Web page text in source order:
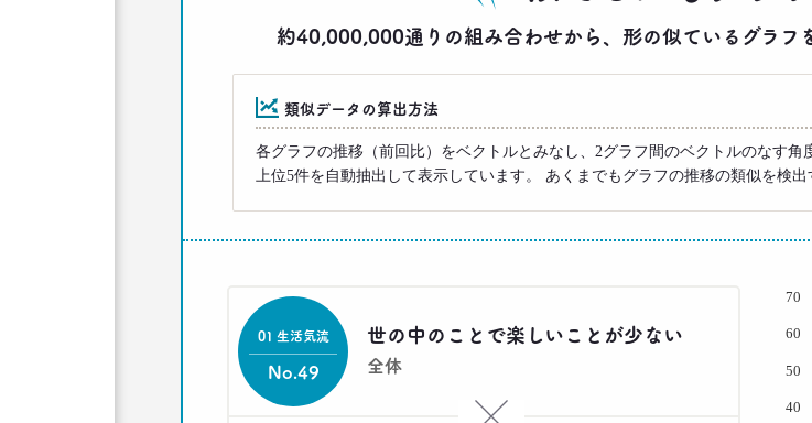
約40,000,000通りの組み合わせから、形の似ているグラフ
類似データの算出方法
各グラフの推移（前回比）をベクトルとみなし、2グラフ間のベクトルのなす
上位5件を自動抽出して表示しています。 あくまでもグラフの推移の類似を検
世の中のことで楽しいことが少ない
全体
01 生活気流
No.49
40
50
60
70